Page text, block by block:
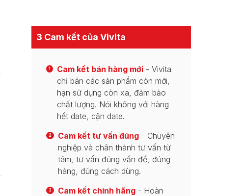
3 Cam kết của Vivita
1 Cam kết bán hàng mới - Vivita
chỉ bán các sản phẩm còn mới,
hạn sử dụng còn xa, đảm bảo
chất lượng. Nói không với hàng
hết date, cận date.
2 Cam kết tư vấn đúng - Chuyên
nghiệp và chân thành tư vấn từ
tâm, tư vấn đúng vấn đề, đúng
hàng, đúng cách dùng.
3 Cam kết chính hãng - Hoàn